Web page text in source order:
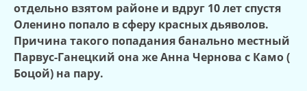
отдельно взятом районе и вдруг 10 лет спустя
Оленино попало в сферу красных дьяволов.
Причина такого попадания банально местный
Парвус-Ганецкий она же Анна Чернова с Камо (
Боцой) на пару.